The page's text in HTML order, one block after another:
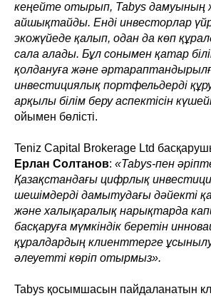
кеңейте отырып, Tabys дамуының
айшықтайды. Енді инвесторлар
экожүйеде қалып, одан да көп
сала алады. Бұл сонымен қатар
қолдануға және
инвестициялық портфельдерді
арқылы білім беру аспектісін
ойымен бөлісті.
Teniz Capital Brokerage Ltd
Ерлан Солтанов: «Tabys-пен
Қазақстандағы цифрлық
шешімдерді дамытудағы дәйекті
және халықаралық нарықтарда
басқаруға мүмкіндік беретін
құралдардың клиенттерге
әлеуетті көріп отырмыз».
Tabys қосымшасын пайдаланатын